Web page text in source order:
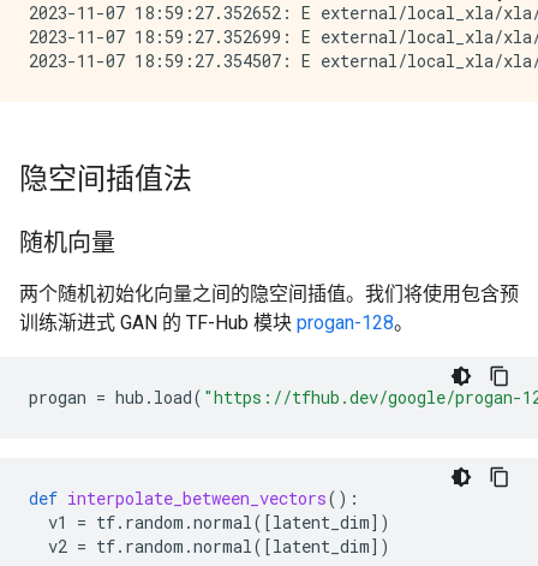
2023-11-07 18:59:27.352652: E external/local_xla/
2023-11-07 18:59:27.352699: E external/local_xla/
隐空间插值法
随机向量
两个随机初始化向量之间的隐空间插值。我们将使用包含预
训练渐进式 GAN 的 TF-Hub 模块 progan-128。
progan = hub . load( "https://tfhub.dev/google/progan-
def interpolate_between_vectors():
v1
= tf. random .normal([latent_dim])
v2 = tf. random .normal([latent_dim])